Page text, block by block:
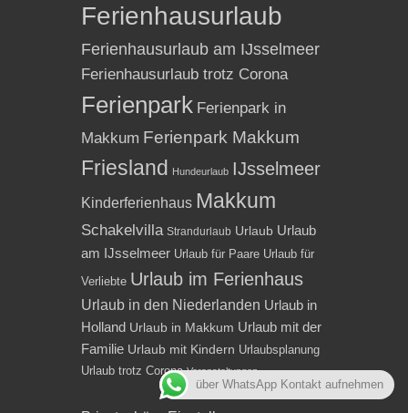
Ferienhausurlaub
Ferienhausurlaub am IJsselmeer
Ferienhausurlaub trotz Corona
Ferienpark Ferienpark in
Makkum Ferienpark Makkum
Friesland Hundeurlaub IJsselmeer
Kinderferienhaus Makkum
Schakelvilla Strandurlaub Urlaub Urlaub
am IJsselmeer Urlaub für Paare Urlaub für
Verliebte Urlaub im Ferienhaus
Urlaub in den Niederlanden Urlaub in
Holland Urlaub in Makkum Urlaub mit der
Familie Urlaub mit Kindern Urlaubsplanung
Urlaub trotz Corona Veranstaltungen
über WhatsApp Kontakt aufnehmen